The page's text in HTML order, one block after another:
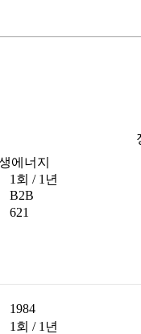
에너지
1회 / 1년
B2B
621
1984
1회 / 1년